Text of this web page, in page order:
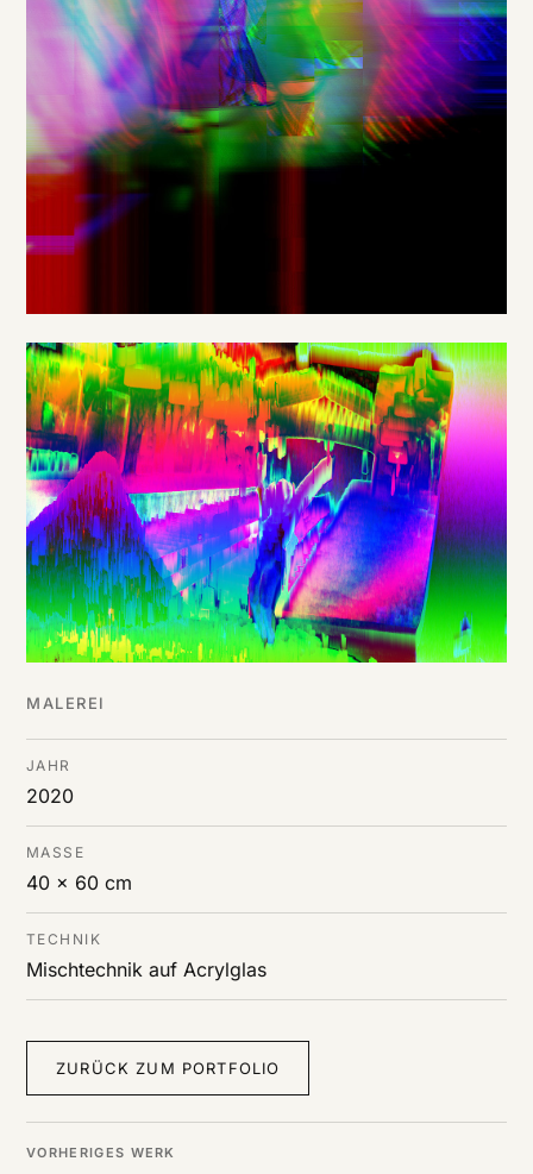
VORHERIGES WERK
MALEREI
JAHR
2020
MASSE
40 x 60 cm
TECHNIK
Mischtechnik auf Acrylglas
ZURÜCK ZUM PORTFOLIO